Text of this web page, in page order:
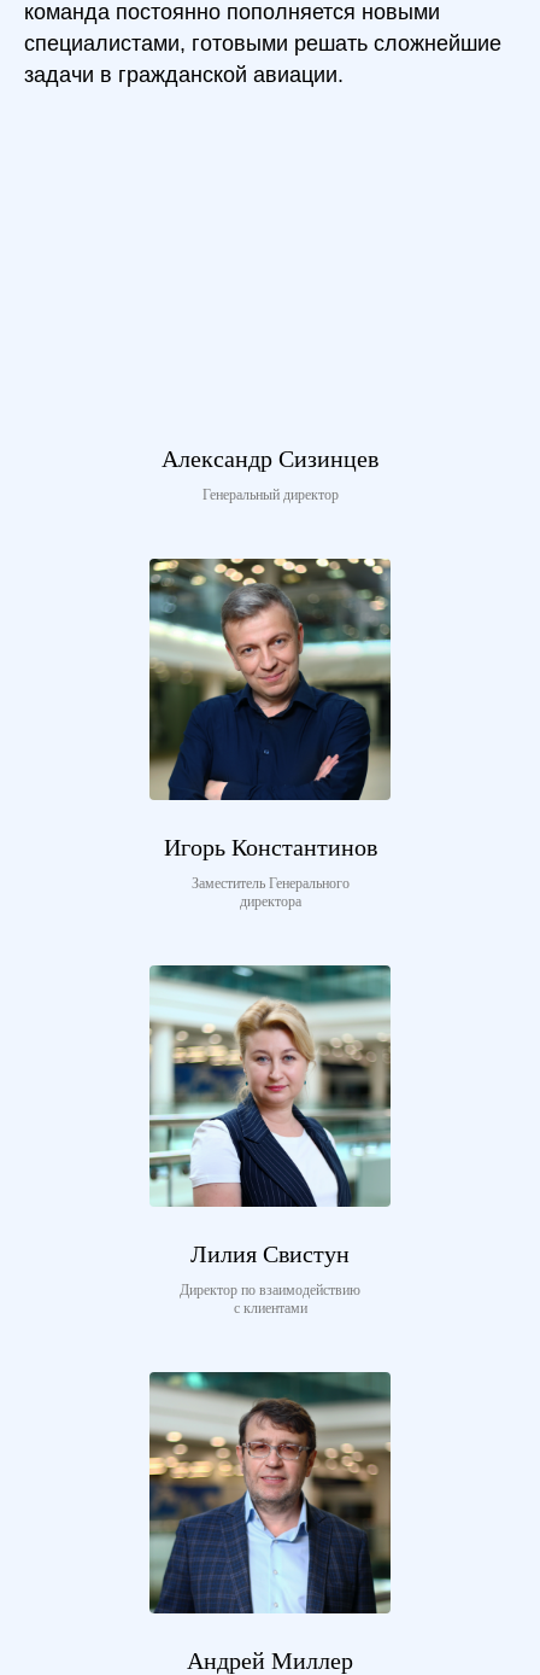
команда постоянно пополняется новыми
специалистами, готовыми решать сложнейшие
задачи в гражданской авиации.
Александр Сизинцев
Генеральный директор
Игорь Константинов
Заместитель Генерального
директора
Лилия Свистун
Директор по взаимодействию
с клиентами
Андрей Миллер
100 миллионов
пассажиров в год
Марк Абрамович
Основатель ТАИС